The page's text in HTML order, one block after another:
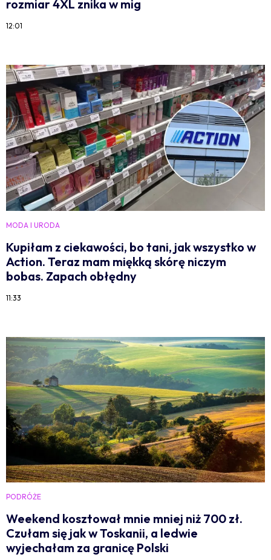
rozmiar 4XL znika w mig
12:01
MODA I URODA
Kupiłam z ciekawości, bo tani, jak wszystko w
Action. Teraz mam miękką skórę niczym
bobas. Zapach obłędny
11:33
PODRÓŻE
Weekend kosztował mnie mniej niż 700 zł.
Czułam się jak w Toskanii, a ledwie
wyjechałam za granicę Polski